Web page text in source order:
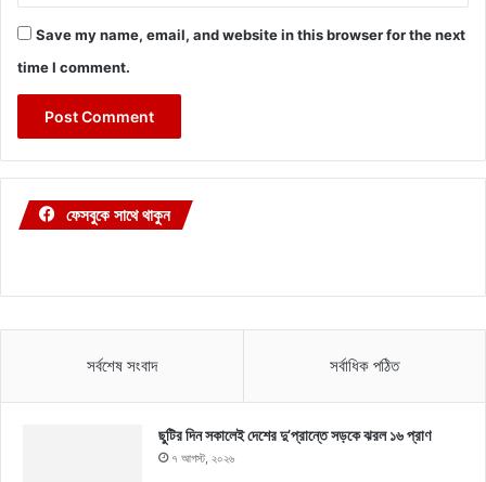
Save my name, email, and website in this browser for the next
time I comment.
ফেসবুকে সাথে থাকুন
সর্বশেষ সংবাদ সর্বাধিক পঠিত
ছুটির দিন সকালেই দেশের দু’প্রান্তে সড়কে ঝরল ১৬ প্রাণ
৭ আগস্ট, ২০২৬